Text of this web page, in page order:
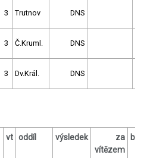
3 Trutnov DNS
3 Č.Kruml. DNS
3 Dv.Král. DNS
vt oddíl výsledek
za
vítězem